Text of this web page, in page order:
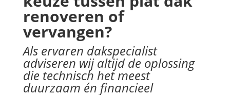
renoveren of
vervangen?
Als ervaren dakspecialist
adviseren wij altijd de oplossing
die technisch het meest
duurzaam én financieel